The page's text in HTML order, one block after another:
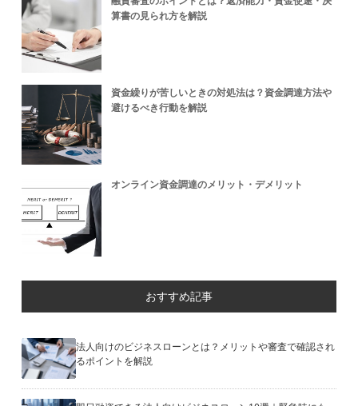
算書の見られ方を解説
資金繰りが苦しいときの対処法は？資金調達方法や
避けるべき行動を解説
オンライン資金調達のメリット・デメリット
おすすめ記事
法人向けのビジネスローンとは？メリットや審査で確認され
るポイントを解説